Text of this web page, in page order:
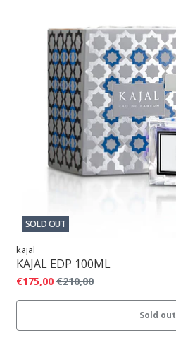
SOLD OUT
kajal
KAJAL EDP 100ML
€175,00 €210,00
Sold out